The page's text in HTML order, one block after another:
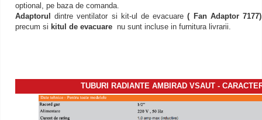
optional, pe baza de comanda.
Adaptoruldintre ventilator si kit-ul de evacuare ( Fan Adaptor
precum si kitul de evacuare nu sunt incluse in furnitura livrarii.
TUBURI RADIANTE AMBIRAD VSAUT -